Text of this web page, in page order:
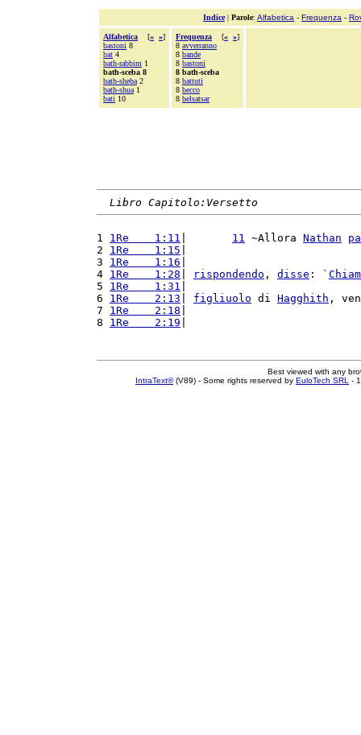
Indice| Parole: Alfabetica - Frequenza -
Alfabetica [« »]
bastoni 8
bat 4
bath-rabbim 1
bath-sceba 8
bath-sheba 2
bath-shua 1
bati 10
Frequenza [« »]
8 avverranno
8 bande
8 bastoni
8 bath-sceba
8 battuti
8 becco
8 belsatsar
Libro Capitolo:Versetto
1 1Re    1:11 11 ~Allora Nathan
2 1Re    1:15
3 1Re    1:16
4 1Re    1:28 rispondendo , disse : `
5 1Re    1:31
6 1Re    2:13 figliuolo di Hagghith ,
7 1Re    2:18
8 1Re    2:19
Best viewed with any
IntraText®(V89) - Some rights reserved by EuloTech SRL -